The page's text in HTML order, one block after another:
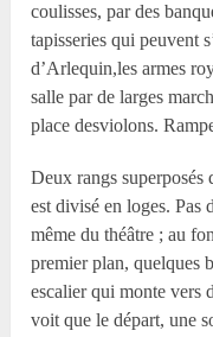
coulisses, par des
tapisseries qui peuvent
d’Arlequin,les armes
salle par de larges
place desviolons.
Deux rangs superposés
est divisé en loges. Pas
même du théâtre ; au
premier plan, quelques
escalier qui monte vers
voit que le départ, une